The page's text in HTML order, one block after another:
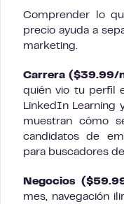
Comprender lo
precio ayuda a
marketing.
Carrera ($39.99/
quién vio tu perfil
LinkedIn Learning
muestran cómo
candidatos de
para buscadores
Negocios
mes, navegación